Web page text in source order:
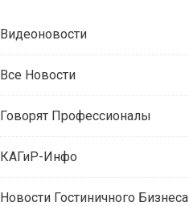
Видеоновости
Все Новости
Говорят Профессионалы
КАГиР-Инфо
Новости Гостиничного Бизнеса